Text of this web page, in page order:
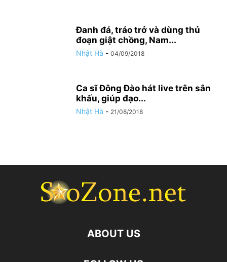
Đanh đá, tráo trở và dùng thủ
đoạn giật chồng, Nam...
Nhật Hà - 04/09/2018
Ca sĩ Đông Đào hát live trên sân
khấu, giúp đạo...
Nhật Hà - 21/08/2018
ABOUT US